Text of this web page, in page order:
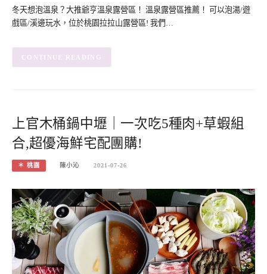
冬天想泡溫泉？大推爺亨溫泉露營區！ 溫泉露營區推薦！ 可以泡湯/遊
戲區/溪邊玩水，位於桃園拉拉山露營區! 我們…
CONTINUE READING
上官木桶鍋中壢｜一次吃5種肉+草蝦組
合,超優海鮮宅配團購!
＊ 桃園 陳小沁 2021-07-26